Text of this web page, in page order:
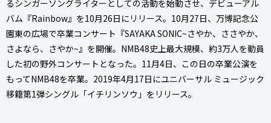
るシンガーソングライターとしての活動を始動させ、デビューアル
バム『Rainbow』を10月26日にリリース。10月27日、万博記念公
園東の広場で卒業コンサート『SAYAKA SONIC~さやか、ささやか、
さよなら、さやか~』を開催。NMB48史上最大規模、約3万人を動員
した初の野外コンサートとなった。11月4日、この日の卒業公演を
もってNMB48を卒業。2019年4月17日にユニバーサル ミュージック
移籍第1弾シングル「イチリンソウ」をリリース。